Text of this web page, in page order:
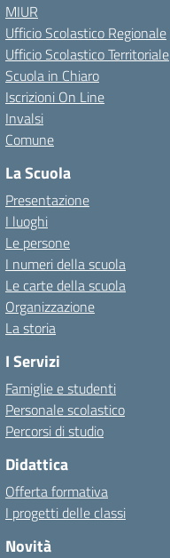
MIUR
Ufficio Scolastico Regionale
Ufficio Scolastico Territoriale
Scuola in Chiaro
Iscrizioni On Line
Invalsi
Comune
La Scuola
Presentazione
I luoghi
Le persone
I numeri della scuola
Le carte della scuola
Organizzazione
La storia
I Servizi
Famiglie e studenti
Personale scolastico
Percorsi di studio
Didattica
Offerta formativa
I progetti delle classi
Novità